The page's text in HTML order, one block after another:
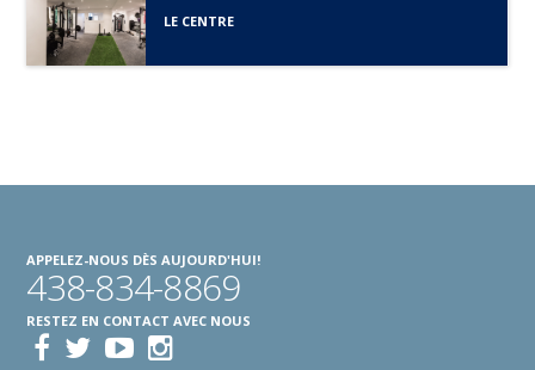
LE CENTRE
APPELEZ-NOUS DÈS AUJOURD'HUI!
438-834-8869
RESTEZ EN CONTACT AVEC NOUS